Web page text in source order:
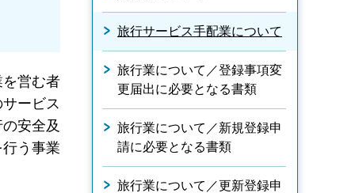
を営む者
ービス
安全及
う事業
旅行サービス手配業について
旅行業について／登録事項変
更届出に必要となる書類
旅行業について／新規登録申
請に必要となる書類
旅行業について／更新登録申